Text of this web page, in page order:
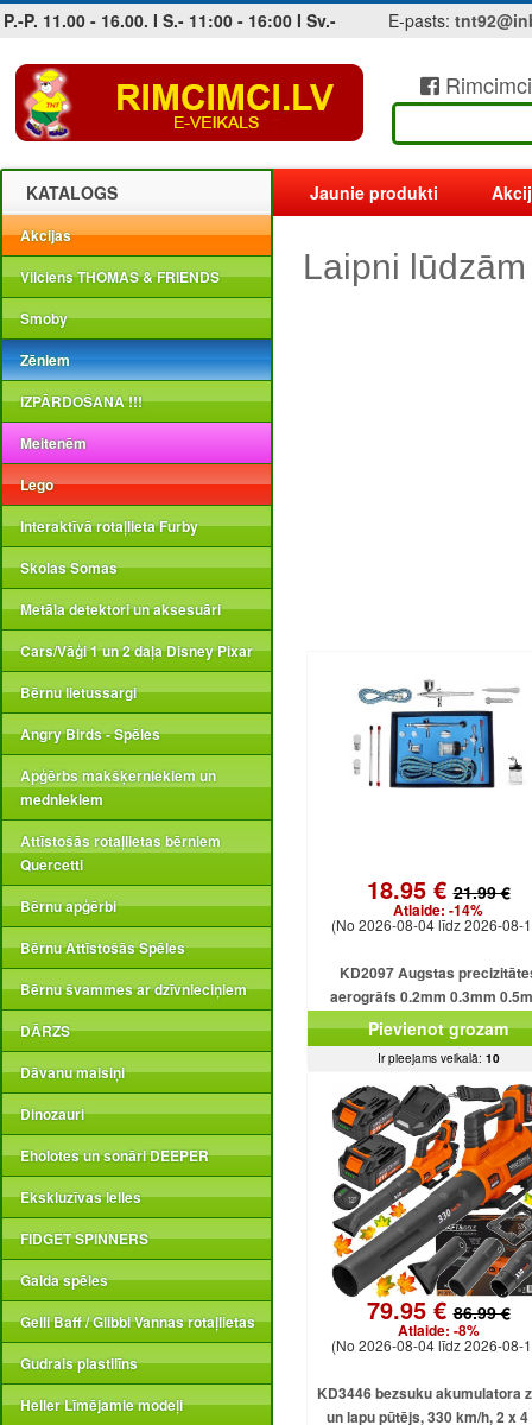
P.-P. 11.00 - 16.00. I S.- 11:00 - 16:00 I Sv.- E-pasts:
Jobs at sea and maritime vacancies
KATALOGS
Akcijas
Vilciens THOMAS & FRIENDS
Smoby
Zēniem
IZPĀRDOŠANA !!!
Meitenēm
Lego
Interaktīvā rotaļlieta Furby
Skolas Somas
Metāla detektori un aksesuāri
Cars/Vāģi 1 un 2 daļa Disney Pixar
Bērnu lietussargi
Angry Birds - Spēles
Apģērbs makšķerniekiem un
medniekiem
Attīstošās rotaļlietas bērniem
Quercetti
Bērnu apģērbi
Bērnu Attīstošās Spēles
Bērnu švammes ar dzīvnieciņiem
DĀRZS
Dāvanu maisiņi
Dinozauri
Eholotes un sonāri DEEPER
Ekskluzīvas lelles
FIDGET SPINNERS
Galda spēles
Gelli Baff / Glibbi Vannas rotaļlietas
Gudrais plastilīns
Heller Līmējamie modeļi
Jaunie produkti
Laipni
18.95 €21.99 €
Atlaide: -14%
(No 2026-08-04 līdz 2026-08-
KD2097 Augstas
aerogrāfs 0.2mm 0.3mm
Pievienot grozam
Ir pieejams veikalā: 10
79.95 €86.99 €
Atlaide: -8%
(No 2026-08-04 līdz 2026-08-
KD3446 bezsuku akumulatora
un lapu pūtējs, 330 km/h, 2 x 4